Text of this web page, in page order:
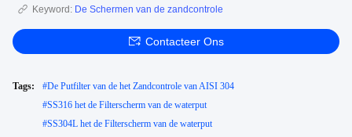
Keyword: De Schermen van de zandcontrole
Contacteer Ons
Tags: #De Putfilter van de het Zandcontrole van AISI 304
#SS316 het de Filterscherm van de waterput
#SS304L het de Filterscherm van de waterput